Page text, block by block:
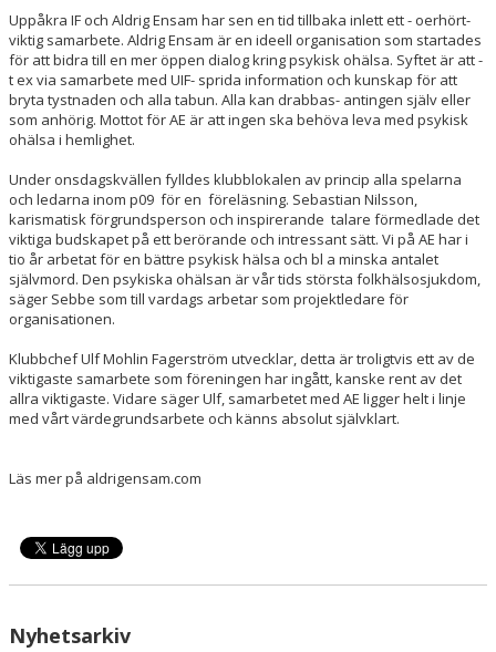
Uppåkra IF och Aldrig Ensam har sen en tid tillbaka inlett ett - oerhört-
viktig samarbete. Aldrig Ensam är en ideell organisation som startades
för att bidra till en mer öppen dialog kring psykisk ohälsa. Syftet är att -
t ex via samarbete med UIF- sprida information och kunskap för att
bryta tystnaden och alla tabun. Alla kan drabbas- antingen själv eller
som anhörig. Mottot för AE är att ingen ska behöva leva med psykisk
ohälsa i hemlighet.
Under onsdagskvällen fylldes klubblokalen av princip alla spelarna
och ledarna inom p09 för en föreläsning. Sebastian Nilsson,
karismatisk förgrundsperson och inspirerande talare förmedlade det
viktiga budskapet på ett berörande och intressant sätt. Vi på AE har i
tio år arbetat för en bättre psykisk hälsa och bl a minska antalet
självmord. Den psykiska ohälsan är vår tids största folkhälsosjukdom,
säger Sebbe som till vardags arbetar som projektledare för
organisationen.
Klubbchef Ulf Mohlin Fagerström utvecklar, detta är troligtvis ett av de
viktigaste samarbete som föreningen har ingått, kanske rent av det
allra viktigaste. Vidare säger Ulf, samarbetet med AE ligger helt i linje
med vårt värdegrundsarbete och känns absolut självklart.
Läs mer på aldrigensam.com
Nyhetsarkiv